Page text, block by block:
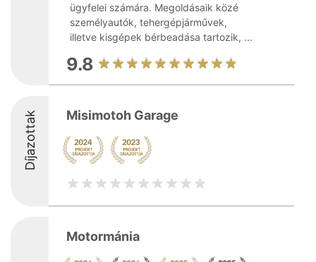
ügyfelei számára. Megoldásaik közé
személyautók, tehergépjárművek,
illetve kisgépek bérbeadása tartozik, ...
9.8
Díjazottak Misimotoh Garage
Motormánia